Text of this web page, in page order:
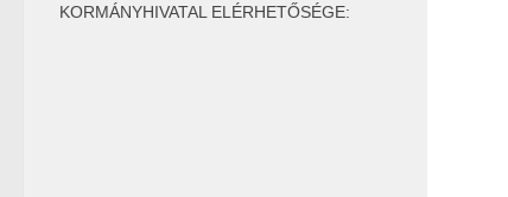
KORMÁNYHIVATAL ELÉRHETŐSÉGE: